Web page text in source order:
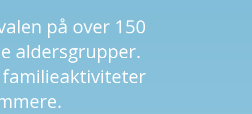
på over 150
aldersgrupper.